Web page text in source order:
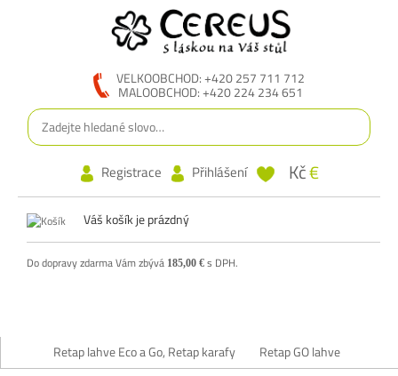
VELKOOBCHOD: +420 257 711 712
MALOOBCHOD: +420 224 234 651
Registrace Přihlášení Kč€
Váš košík je prázdný
Do dopravy zdarma Vám zbývá 185,00 € s DPH.
Retap lahve Eco a Go, Retap karafy Retap GO lahve